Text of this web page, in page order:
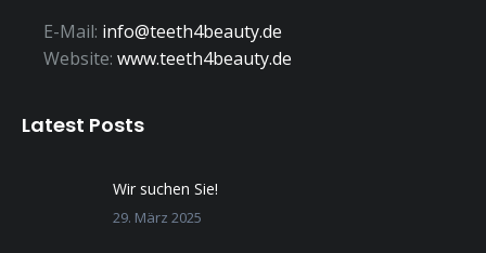
E-Mail: info@teeth4beauty.de
Website: www.teeth4beauty.de
Latest Posts
Wir suchen Sie!
29. März 2025